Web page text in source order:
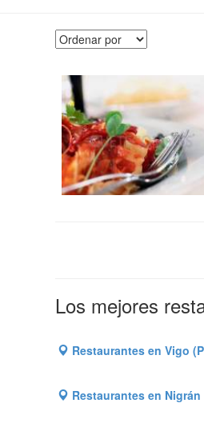
Los mejores
Restaurantes en Vigo
Restaurantes en